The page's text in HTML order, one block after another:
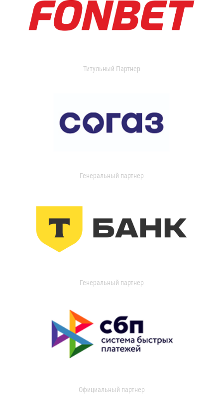
Титульный Партнер
Генеральный партнер
Генеральный партнер
Официальный партнер